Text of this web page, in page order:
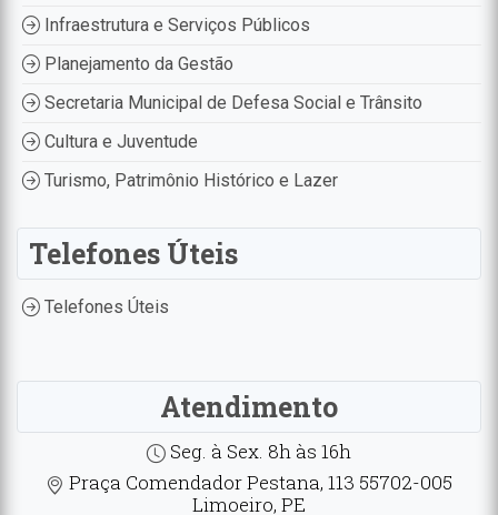
Infraestrutura e Serviços Públicos
Planejamento da Gestão
Secretaria Municipal de Defesa Social e Trânsito
Cultura e Juventude
Turismo, Patrimônio Histórico e Lazer
Telefones Úteis
Telefones Úteis
Atendimento
Seg. à Sex. 8h às 16h
Praça Comendador Pestana, 113 55702-005
Limoeiro, PE